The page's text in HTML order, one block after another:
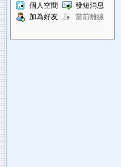
個人空間
發短消息
加為好友
當前離線